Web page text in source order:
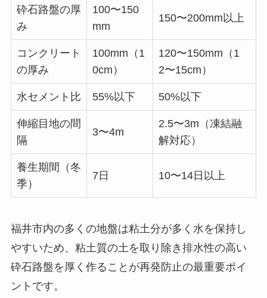
砕石路盤の厚
み
100〜150
mm
150〜200mm以上
コンクリート
の厚み
100mm（1
0cm）
120〜150mm（1
2〜15cm）
水セメント比 55%以下 50%以下
伸縮目地の間
隔
3〜4m
2.5〜3m（凍結融
解対応）
養生期間（冬
季）
7日 10〜14日以上
福井市内の多くの地盤は粘土分が多く水を保持し
やすいため、粘土質の土を取り除き排水性の高い
砕石路盤を厚く作ることが再発防止の最重要ポイ
ントです。